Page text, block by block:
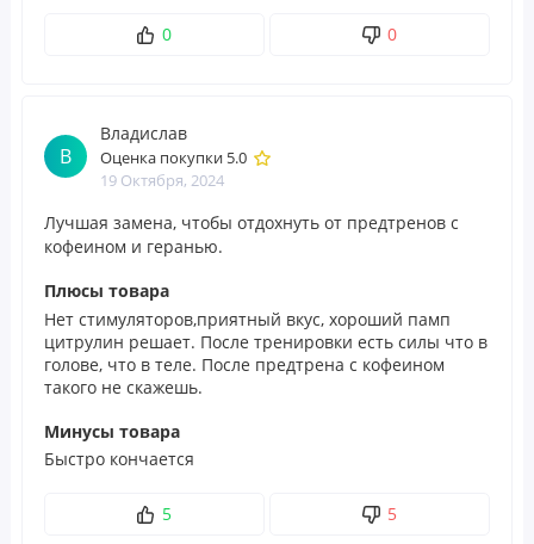
упаковке, предупреждениями и инструкциями по использованию
Это сделано исключительно для вашего удобства. Все подобные
переводы будут заменены на выполненные нашими лингвистами в
самое ближайшее время.
0 0
В
Владислав
Оценка покупки 5.0
19 Октября, 2024
Лучшая замена, чтобы отдохнуть от предтренов с
кофеином и геранью.
Плюсы товара
Нет стимуляторов,приятный вкус, хороший памп
цитрулин решает. После тренировки есть силы что в
голове, что в теле. После предтрена с кофеином
такого не скажешь.
Минусы товара
Быстро кончается
5 5